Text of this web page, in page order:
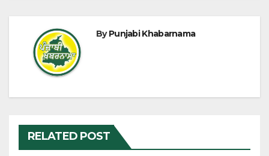
ByPunjabi Khabarnama
RELATED POST